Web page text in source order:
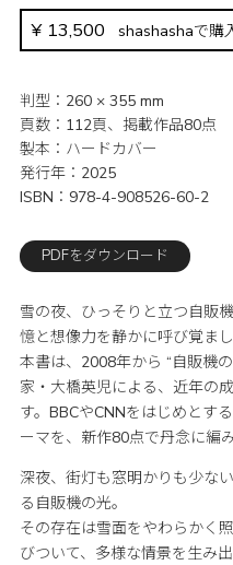
¥ 13,500 shashashaで購
判型
260 × 355 mm
頁数
112頁、掲載作品80点
製本
ハードカバー
発行年
2025
ISBN
978-4-908526-60-2
PDFをダウンロード
雪の夜、ひっそりと立つ自販
憶と想像力を静かに呼び覚まし
本書は、2008年から “自販機
家・大橋英児による、近年の
す。BBCやCNNをはじめとす
ーマを、新作80点で丹念に編
深夜、街灯も窓明かりも少な
る自販機の光。
その存在は雪面をやわらかく
びついて、多様な情景を生み出